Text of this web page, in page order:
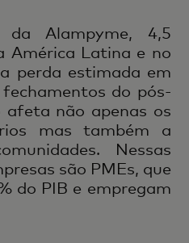
da Alampyme, 4,5
América Latina e no
perda estimada em
do pós-
afeta não apenas os
mas também a
Nessas
são PMEs, que
do PIB e empregam